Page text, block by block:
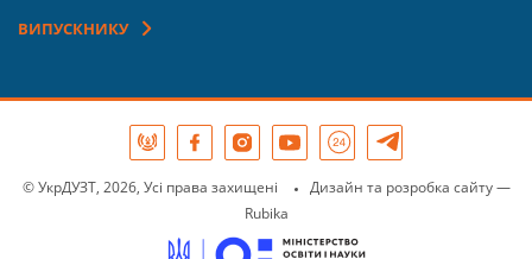
ВИПУСКНИКУ
© УкрДУЗТ, 2026, Усі права захищені Дизайн та розробка сайту—
Rubika